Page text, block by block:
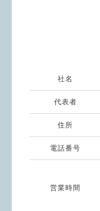
社名
代表者
住所
電話番号
営業時間